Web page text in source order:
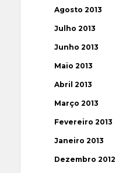
Agosto 2013
Julho 2013
Junho 2013
Maio 2013
Abril 2013
Março 2013
Fevereiro 2013
Janeiro 2013
Dezembro 2012